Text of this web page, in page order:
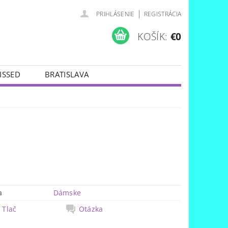
PRIHLÁSENIE | REGISTRÁCIA
KOŠÍK: €0
BRATISLAVA
Dámske
Tlač
Otázka